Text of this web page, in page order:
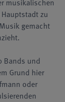
zu
gemacht
Bands und
Grund hier
oder